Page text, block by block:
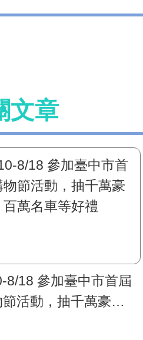
文章
8/18 參加臺中市首屆
活動，抽千萬豪